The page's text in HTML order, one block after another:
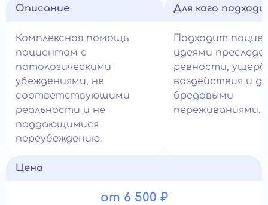
Описание
Комплексная помощь
пациентам с
патологическими
убеждениями, не
соответствующими
реальности и не
поддающимися
переубеждению.
Для кого
Подходит
идеями
ревности,
воздействия и
бредовыми
переживаниями.
Цена
от 6 500 ₽